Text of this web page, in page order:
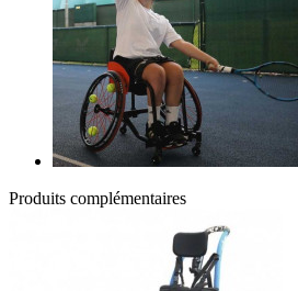
Produits complémentaires